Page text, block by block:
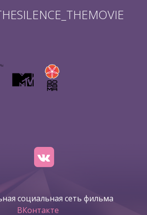
социальная сеть фильма
ВКонтакте